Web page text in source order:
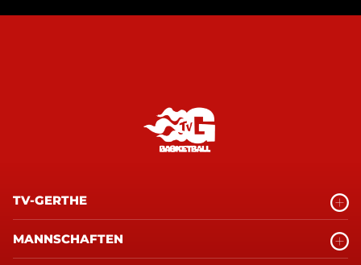
TV-GERTHE
MANNSCHAFTEN